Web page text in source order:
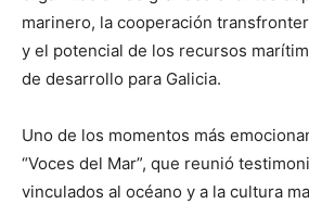
marinero, la cooperación
y el potencial de los recursos
de desarrollo para Galicia.
Uno de los momentos más
“Voces del Mar”, que reunió
vinculados al océano y a la cultura